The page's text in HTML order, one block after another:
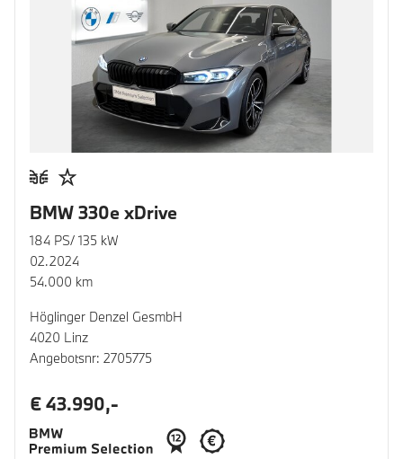
BMW 330e xDrive
184 PS/ 135 kW
02.2024
54.000 km
Höglinger Denzel GesmbH
4020 Linz
Angebotsnr: 2705775
€ 43.990,-